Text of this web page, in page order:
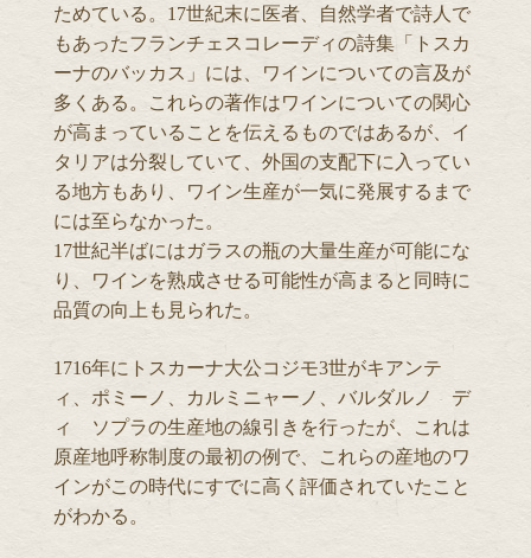
ためている。17世紀末に医者、自然学者で詩人で
もあったフランチェスコレーディの詩集「トスカ
ーナのバッカス」には、ワインについての言及が
多くある。これらの著作はワインについての関心
が高まっていることを伝えるものではあるが、イ
タリアは分裂していて、外国の支配下に入ってい
る地方もあり、ワイン生産が一気に発展するまで
には至らなかった。
17世紀半ばにはガラスの瓶の大量生産が可能にな
り、ワインを熟成させる可能性が高まると同時に
品質の向上も見られた。
1716年にトスカーナ大公コジモ3世がキアンテ
ィ、ポミーノ、カルミニャーノ、バルダルノ デ
ィ ソプラの生産地の線引きを行ったが、これは
原産地呼称制度の最初の例で、これらの産地のワ
インがこの時代にすでに高く評価されていたこと
がわかる。